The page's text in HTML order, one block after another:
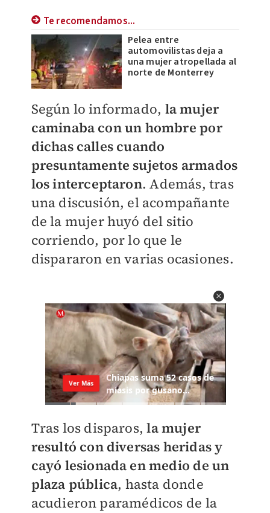
Te recomendamos...
Pelea entre
automovilistas deja a
una mujer atropellada al
norte de Monterrey
Según lo informado, la mujer
caminaba con un hombre por
dichas calles cuando
presuntamente sujetos armados
los interceptaron. Además, tras
una discusión, el acompañante
de la mujer huyó del sitio
corriendo, por lo que le
dispararon en varias ocasiones.
Tras los disparos, la mujer
resultó con diversas heridas y
cayó lesionada en medio de un
plaza pública, hasta donde
acudieron paramédicos de la